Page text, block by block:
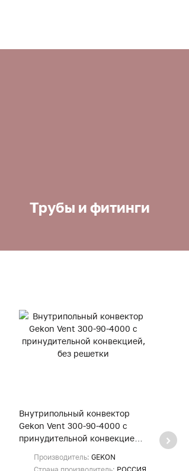
Трубы и фитинги
Внутрипольный конвектор
Gekon Vent 300-90-4000 с
принудительной конвекцией,
Производитель:GEKON
без